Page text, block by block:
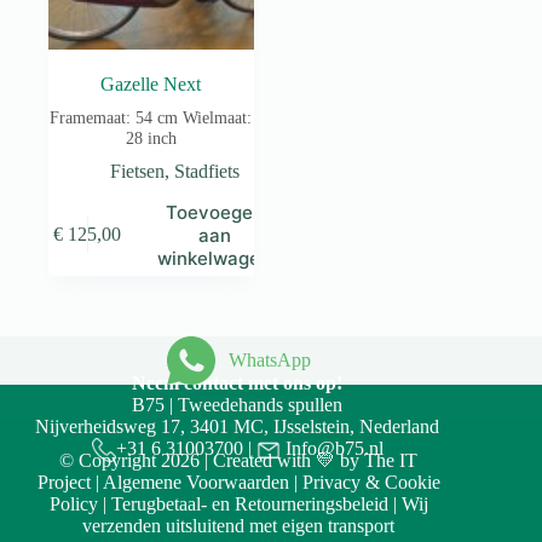
Gazelle Next
Framemaat: 54 cm Wielmaat:
28 inch
Fietsen, Stadfiets
€ 125,00
Toevoegen
aan
winkelwagen
WhatsApp
Neem contact met ons op!
B75 | Tweedehands spullen
Nijverheidsweg 17, 3401 MC, IJsselstein, Nederland
+31 6 31003700| Info@b75.nl
© Copyright 2026 | Created with 💛 byThe IT
Project| Algemene Voorwaarden | Privacy & Cookie
Policy| Terugbetaal- en Retourneringsbeleid | Wij
verzenden uitsluitend met eigen transport